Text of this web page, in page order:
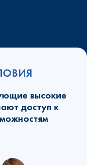
высокие
доступ к